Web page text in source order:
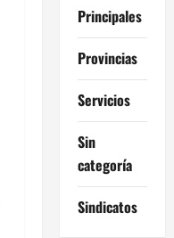
Principales
Provincias
Servicios
Sin
categoría
Sindicatos